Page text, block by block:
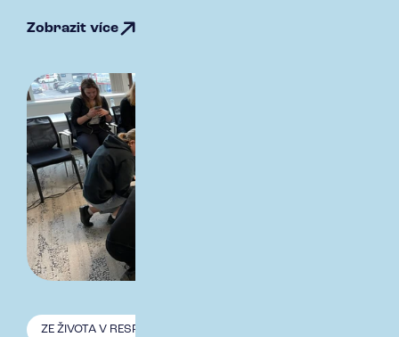
Zobrazit více
ZE ŽIVOTA V RESPECT